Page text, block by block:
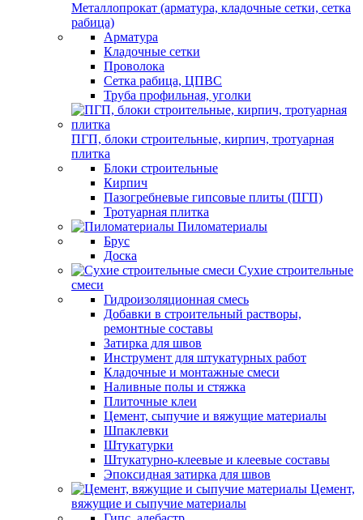
Металлопрокат (арматура, кладочные сетки, сетка
рабица)
Арматура
Кладочные сетки
Проволока
Сетка рабица, ЦПВС
Труба профильная, уголки
ПГП, блоки строительные, кирпич, тротуарная
плитка
Блоки строительные
Кирпич
Пазогребневые гипсовые плиты (ПГП)
Тротуарная плитка
Пиломатериалы
Брус
Доска
Сухие строительные
смеси
Гидроизоляционная смесь
Добавки в строительный растворы,
ремонтные составы
Затирка для швов
Инструмент для штукатурных работ
Кладочные и монтажные смеси
Наливные полы и стяжка
Плиточные клеи
Цемент, сыпучие и вяжущие материалы
Шпаклевки
Штукатурки
Штукатурно-клеевые и клеевые составы
Эпоксидная затирка для швов
Цемент,
вяжущие и сыпучие материалы